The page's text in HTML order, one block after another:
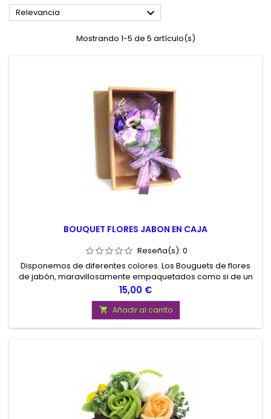
Relevancia 
Mostrando 1-5 de 5 artículo(s)
BOUQUET FLORES JABON EN CAJA
Reseña(s): 0
Disponemos de diferentes colores. Los Bouguets de flores
de jabón, maravillosamente empaquetados como si de un
ramo de autenticas flores se tratara, son un regalo perfecto
para cualquier ocasión. Para madres y abuelas, para
esposas en el día de aniversario de bodas, incluso genial
para pacientes de hospital o recién estrenadas mamás.
Precio
15,00 €
 Añadir al carrito